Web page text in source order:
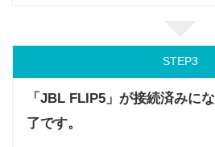
STEP
「JBL FLIP5」が接続済みに
了です。